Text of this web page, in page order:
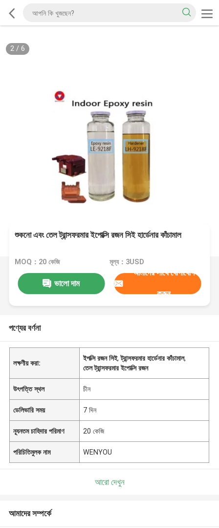
2/ 6
শুকনো এবং তেল ট্রান্সফরমার ইপোক্সি রজন সিই হার্ডেনার কাঁচামাল
MOQ：20 কেজি মূল্য：3USD
ভালো দাম
আমাদের সাথে যোগাযোগ
করুন
পণ্যের বর্ণনা
লক্ষণীয় করা:
ইপক্সি রজন সিই,ট্রান্সফরমার হার্ডেনার কাঁচামাল,
তেল ট্রান্সফরমার ইপোক্সি রজন
উৎপত্তি স্থল চীন
ডেলিভারি সময় 7 দিন
ন্যূনতম চাহিদার পরিমাণ 20 কেজি
পরিচিতিমুলক নাম WENYOU
আরো দেখুন
আমাদের সম্পর্কে